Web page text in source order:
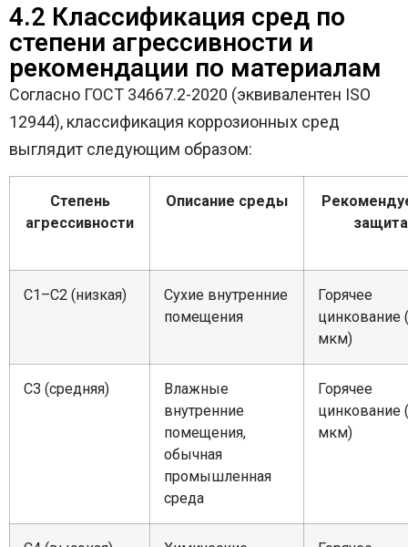
4.2 Классификация сред по
степени агрессивности и
рекомендации по материалам
Согласно ГОСТ 34667.2-2020 (эквивалентен ISO
12944), классификация коррозионных сред
выглядит следующим образом:
Степень
агрессивности
Описание среды
защита
C1–C2 (низкая)
Сухие внутренние
помещения
Горячее
цинкование
мкм)
C3 (средняя)
Влажные
внутренние
помещения,
обычная
промышленная
среда
Горячее
цинкование
мкм)